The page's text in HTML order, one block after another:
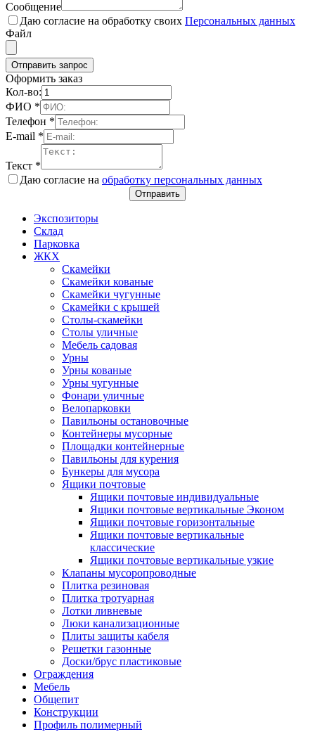
Сообщение
Даю согласие на обработку своих Персональных данных
Файл
Отправить запрос
Оформить заказ
Кол-во:
ФИО *
Телефон *
E-mail *
Текст *
Даю согласие на обработку персональных данных
Отправить
Экспозиторы
Склад
Парковка
ЖКХ
Скамейки
Скамейки кованые
Скамейки чугунные
Скамейки с крышей
Столы-скамейки
Столы уличные
Мебель садовая
Урны
Урны кованые
Урны чугунные
Фонари уличные
Велопарковки
Павильоны остановочные
Контейнеры мусорные
Площадки контейнерные
Павильоны для курения
Бункеры для мусора
Ящики почтовые
Ящики почтовые индивидуальные
Ящики почтовые вертикальные Эконом
Ящики почтовые горизонтальные
Ящики почтовые вертикальные
классические
Ящики почтовые вертикальные узкие
Клапаны мусоропроводные
Плитка резиновая
Плитка тротуарная
Лотки ливневые
Люки канализационные
Плиты защиты кабеля
Решетки газонные
Доски/брус пластиковые
Ограждения
Мебель
Общепит
Конструкции
Профиль полимерный